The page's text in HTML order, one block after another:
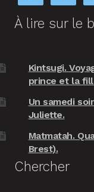
À lire sur le
Kintsugi.
prince et la
Un samedi
Juliette.
Matmatah.
Brest).
Chercher